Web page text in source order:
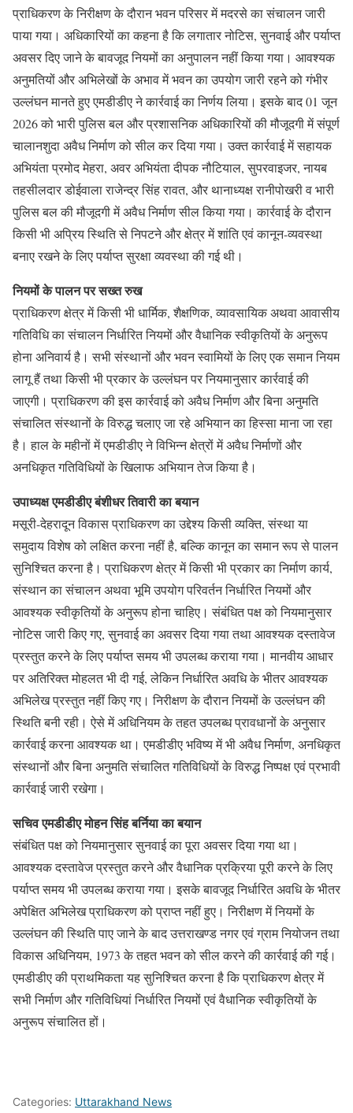
प्राधिकरण के निरीक्षण के दौरान भवन परिसर में मदरसे का संचालन जारी
पाया गया। अधिकारियों का कहना है कि लगातार नोटिस, सुनवाई और पर्याप्त
अवसर दिए जाने के बावजूद नियमों का अनुपालन नहीं किया गया। आवश्यक
अनुमतियों और अभिलेखों के अभाव में भवन का उपयोग जारी रहने को गंभीर
उल्लंघन मानते हुए एमडीडीए ने कार्रवाई का निर्णय लिया। इसके बाद 01 जून
2026 को भारी पुलिस बल और प्रशासनिक अधिकारियों की मौजूदगी में संपूर्ण
चालानशुदा अवैध निर्माण को सील कर दिया गया। उक्त कार्रवाई में सहायक
अभियंता प्रमोद मेहरा, अवर अभियंता दीपक नौटियाल, सुपरवाइजर, नायब
तहसीलदार डोईवाला राजेन्द्र सिंह रावत, और थानाध्यक्ष रानीपोखरी व भारी
पुलिस बल की मौजूदगी में अवैध निर्माण सील किया गया। कार्रवाई के दौरान
किसी भी अप्रिय स्थिति से निपटने और क्षेत्र में शांति एवं कानून-व्यवस्था
बनाए रखने के लिए पर्याप्त सुरक्षा व्यवस्था की गई थी।
नियमों के पालन पर सख्त रुख
प्राधिकरण क्षेत्र में किसी भी धार्मिक, शैक्षणिक, व्यावसायिक अथवा आवासीय
गतिविधि का संचालन निर्धारित नियमों और वैधानिक स्वीकृतियों के अनुरूप
होना अनिवार्य है। सभी संस्थानों और भवन स्वामियों के लिए एक समान नियम
लागू हैं तथा किसी भी प्रकार के उल्लंघन पर नियमानुसार कार्रवाई की
जाएगी। प्राधिकरण की इस कार्रवाई को अवैध निर्माण और बिना अनुमति
संचालित संस्थानों के विरुद्ध चलाए जा रहे अभियान का हिस्सा माना जा रहा
है। हाल के महीनों में एमडीडीए ने विभिन्न क्षेत्रों में अवैध निर्माणों और
अनधिकृत गतिविधियों के खिलाफ अभियान तेज किया है।
उपाध्यक्ष एमडीडीए बंशीधर तिवारी का बयान
मसूरी-देहरादून विकास प्राधिकरण का उद्देश्य किसी व्यक्ति, संस्था या
समुदाय विशेष को लक्षित करना नहीं है, बल्कि कानून का समान रूप से पालन
सुनिश्चित करना है। प्राधिकरण क्षेत्र में किसी भी प्रकार का निर्माण कार्य,
संस्थान का संचालन अथवा भूमि उपयोग परिवर्तन निर्धारित नियमों और
आवश्यक स्वीकृतियों के अनुरूप होना चाहिए। संबंधित पक्ष को नियमानुसार
नोटिस जारी किए गए, सुनवाई का अवसर दिया गया तथा आवश्यक दस्तावेज
प्रस्तुत करने के लिए पर्याप्त समय भी उपलब्ध कराया गया। मानवीय आधार
पर अतिरिक्त मोहलत भी दी गई, लेकिन निर्धारित अवधि के भीतर आवश्यक
अभिलेख प्रस्तुत नहीं किए गए। निरीक्षण के दौरान नियमों के उल्लंघन की
स्थिति बनी रही। ऐसे में अधिनियम के तहत उपलब्ध प्रावधानों के अनुसार
कार्रवाई करना आवश्यक था। एमडीडीए भविष्य में भी अवैध निर्माण, अनधिकृत
संस्थानों और बिना अनुमति संचालित गतिविधियों के विरुद्ध निष्पक्ष एवं प्रभावी
कार्रवाई जारी रखेगा।
सचिव एमडीडीए मोहन सिंह बर्निया का बयान
संबंधित पक्ष को नियमानुसार सुनवाई का पूरा अवसर दिया गया था।
आवश्यक दस्तावेज प्रस्तुत करने और वैधानिक प्रक्रिया पूरी करने के लिए
पर्याप्त समय भी उपलब्ध कराया गया। इसके बावजूद निर्धारित अवधि के भीतर
अपेक्षित अभिलेख प्राधिकरण को प्राप्त नहीं हुए। निरीक्षण में नियमों के
उल्लंघन की स्थिति पाए जाने के बाद उत्तराखण्ड नगर एवं ग्राम नियोजन तथा
विकास अधिनियम, 1973 के तहत भवन को सील करने की कार्रवाई की गई।
एमडीडीए की प्राथमिकता यह सुनिश्चित करना है कि प्राधिकरण क्षेत्र में
सभी निर्माण और गतिविधियां निर्धारित नियमों एवं वैधानिक स्वीकृतियों के
अनुरूप संचालित हों।
Categories: Uttarakhand News